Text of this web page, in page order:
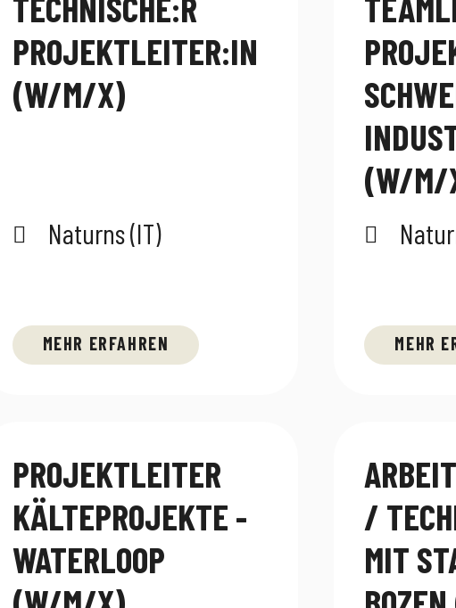
PROJEKTLEITER:IN
(W/M/X)
Naturns (IT)
MEHR ERFAHREN
(W/M/
MEHR
PROJEKTLEITER
KÄLTEPROJEKTE -
WATERLOOP
/
MIT